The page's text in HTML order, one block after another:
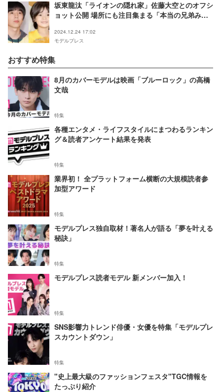
坂東龍汰「ライオンの隠れ家」佐藤大空とのオフシ
ョット公開 場所にも注目集まる「本当の兄弟みた
2024.12.24 17:02
モデルプレス
おすすめ特集
8月のカバーモデルは映画「ブルーロック」の高橋
文哉
特集
各種エンタメ・ライフスタイルにまつわるランキン
グ＆読者アンケート結果を発表
特集
業界初！ 全プラットフォーム横断の大規模読者参
加型アワード
特集
モデルプレス独自取材！著名人が語る「夢を叶える
秘訣」
特集
モデルプレス読者モデル 新メンバー加入！
特集
SNS影響力トレンド俳優・女優を特集「モデルプレ
スカウントダウン」
特集
"史上最大級のファッションフェスタ"TGC情報を
たっぷり紹介